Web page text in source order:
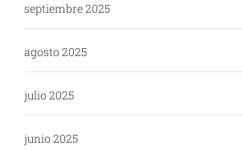
septiembre 2025
agosto 2025
julio 2025
junio 2025